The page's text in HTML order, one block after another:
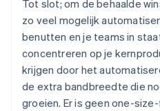
Tot slot; om de behaalde
zo veel mogelijk
benutten en je teams in
concentreren op je
krijgen door het
de extra bandbreedte die
groeien. Er is geen one-